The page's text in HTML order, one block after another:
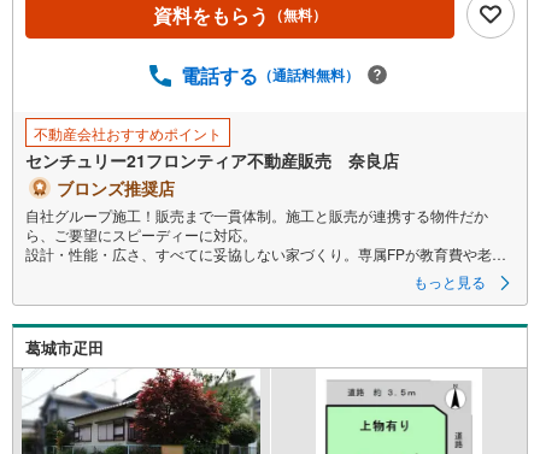
資料をもらう （無料）
電話する （通話料無料）
不動産会社おすすめポイント
センチュリー21フロンティア不動産販売 奈良店
ブロンズ推奨店
自社グループ施工！販売まで一貫体制。施工と販売が連携する物件だか
ら、ご要望にスピーディーに対応。
設計・性能・広さ、すべてに妥協しない家づくり。専属FPが教育費や老後
～自社ブランド物件:建売価格で「理想」を諦めない住まい～
■なぜ建売価格で「理想」が叶うのか？
施工から販売までグループ内で完結させることで中間コストを徹底カッ
ト。その分を「広さ」と「性能」に還元しました
■「お金の理想」も諦めない。専属FPによる無料相談
もっと見る
葛城市疋田